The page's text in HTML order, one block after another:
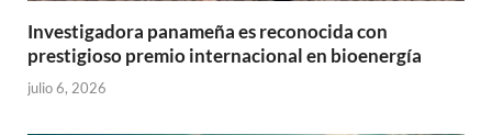
Investigadora panameña es reconocida con
prestigioso premio internacional en bioenergía
julio 6, 2026